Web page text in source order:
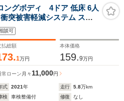
ングボディ 4ドア 低床 6人
突被害軽減システム スラ
盗難防止システム 5AT
アリング パワーウィンド
ー 小窓
談可
払総額
1万円
本体価格
159.9万円
常ローン 月々11,000円
式 2021年 走行 5.8万km
検
車検整備付 修復
なし